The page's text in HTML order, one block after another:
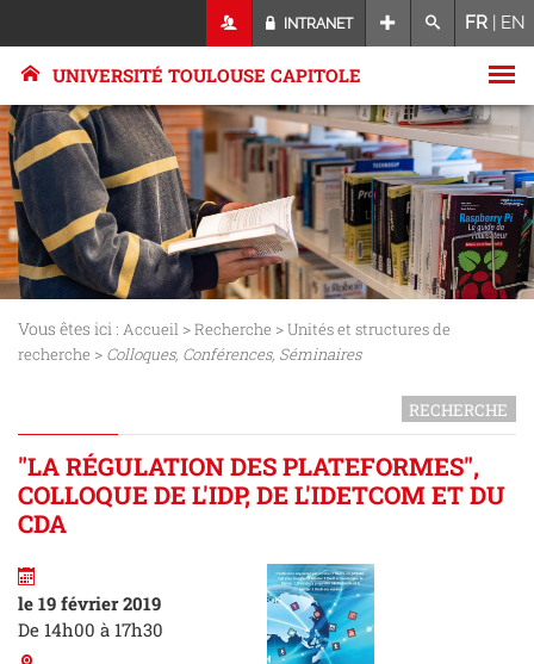
INTRANET FR | EN
UNIVERSITÉ TOULOUSE CAPITOLE
Vous êtes ici : Accueil >Recherche >Unités et structures de
recherche > Colloques, Conférences, Séminaires
RECHERCHE
"LA RÉGULATION DES PLATEFORMES",
COLLOQUE DE L'IDP, DE L'IDETCOM ET DU
CDA
le 19 février 2019
De 14h00 à 17h30